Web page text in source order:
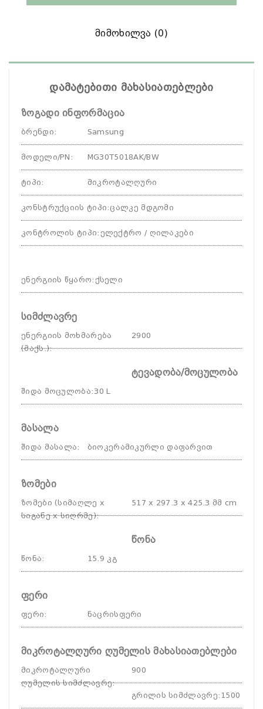
Მიმოხილვა (0)
დამატებითი მახასიათებლები
ზოგადი ინფორმაცია
ბრენდი: Samsung
მოდელი/PN : MG30T5018AK/BW
ტიპი: მიკროტალღური
კონსტრუქციის ტიპი: ცალკე მდგომი
კონტროლის ტიპი: ელექტრო / ღილაკები
ენერგიის წყარო: ქსელი
სიმძლავრე
ენერგიის მოხმარება
(მაქს.):
2900
ტევადობა/მოცულობა
შიდა მოცულობა:30 L
მასალა
შიდა მასალა: ბიოკერამიკურლი დაფარვით
ზომები
ზომები (სიმაღლე x
სიგანე x სიღრმე):
517 x 297.3 x 425.3 მმ cm
წონა
წონა: 15.9 კგ
ფერი
ფერი: ნაცრისფერი
მიკროტალღური ღუმელის მახასიათებლები
მიკროტალღური
ღუმელის სიმძლავრე:
900
გრილის სიმძლავრე: 1500